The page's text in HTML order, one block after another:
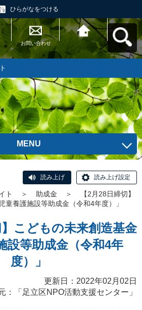
ひらがなをつける
お問い合わせ
あだち協働パートナ
ーサイトへ戻る
MENU
読み上げ 読み上げ設定
ト ＞ 助成金 ＞
【2月28日締切】
童養護施設等助成金（令和4年度）」
】こどもの未来創造基金
設等助成金（令和4年
度）」
更新日：2022年02月02日
：「 足立区NPO活動支援センター 」